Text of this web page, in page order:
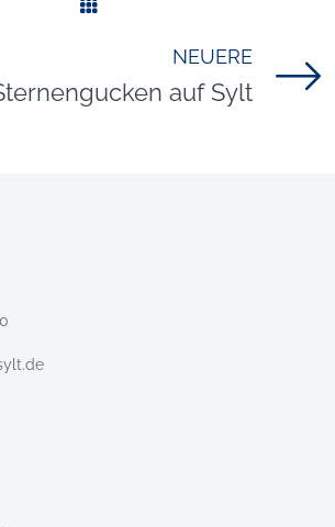
NEUERE
für Beitrag auf Sylt
5 1 9 9 8 0
9 9 8 6 0 0 0
sylt.de